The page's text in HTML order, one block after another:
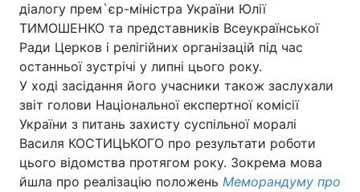
діалогу прем`єр-міністра України Юлії
ТИМОШЕНКО та представників Всеукраїнської
Ради Церков і релігійних організацій під час
останньої зустрічі у липні цього року.
У ході засідання його учасники також заслухали
звіт голови Національної експертної комісії
України з питань захисту суспільної моралі
Василя КОСТИЦЬКОГО про результати роботи
цього відомства протягом року. Зокрема мова
йшла про реалізацію положень Меморандуму про